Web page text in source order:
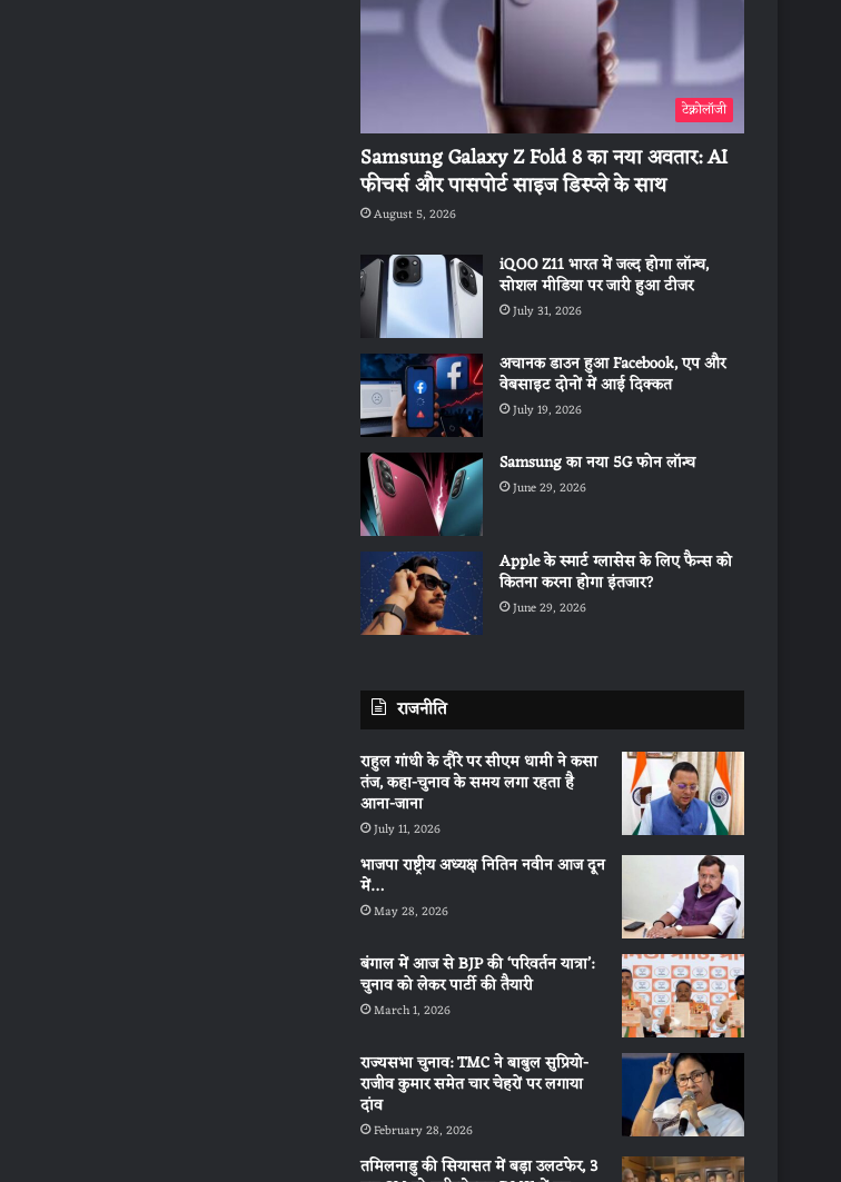
टेक्नोलॉजी
Samsung Galaxy Z Fold 8 का नया अवतार: AI
फीचर्स और पासपोर्ट साइज डिस्प्ले के साथ
August 5, 2026
iQOO Z11 भारत में जल्द होगा लॉन्च,
सोशल मीडिया पर जारी हुआ टीजर
July 31, 2026
अचानक डाउन हुआ Facebook, एप और
वेबसाइट दोनों में आई दिक्कत
July 19, 2026
Samsung का नया 5G फोन लॉन्च
June 29, 2026
Apple के स्मार्ट ग्लासेस के लिए फैन्स को
कितना करना होगा इंतजार?
June 29, 2026
राजनीति
राहुल गांधी के दौरे पर सीएम धामी ने कसा
तंज, कहा-चुनाव के समय लगा रहता है
आना-जाना
July 11, 2026
भाजपा राष्ट्रीय अध्यक्ष नितिन नवीन आज दून
में…
May 28, 2026
बंगाल में आज से BJP की ‘परिवर्तन यात्रा’:
चुनाव को लेकर पार्टी की तैयारी
March 1, 2026
राज्यसभा चुनाव: TMC ने बाबुल सुप्रियो-
राजीव कुमार समेत चार चेहरों पर लगाया
दांव
February 28, 2026
तमिलनाडु की सियासत में बड़ा उलटफेर, 3